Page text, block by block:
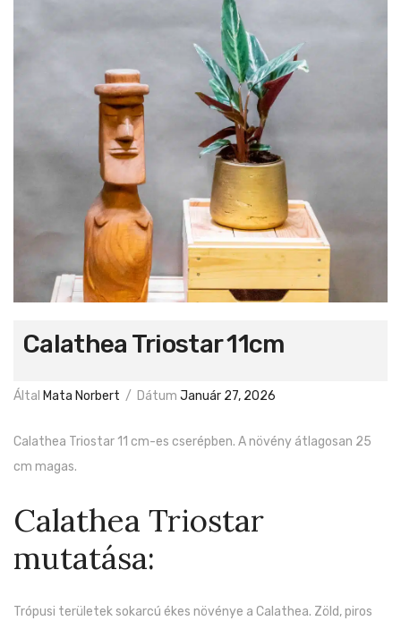
Calathea Triostar 11cm
Által Mata Norbert / Dátum Január 27, 2026
Calathea Triostar 11 cm-es cserépben. A növény átlagosan 25
cm magas.
Calathea Triostar
mutatása:
Trópusi területek sokarcú ékes növénye a Calathea. Zöld, piros